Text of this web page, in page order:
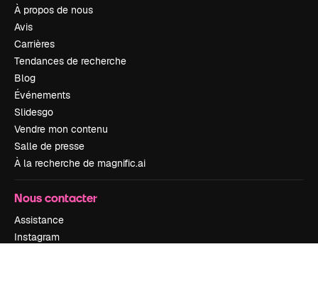
À propos de nous
Avis
Carrières
Tendances de recherche
Blog
Événements
Slidesgo
Vendre mon contenu
Salle de presse
À la recherche de magnific.ai
Nous contacter
Assistance
Instagram